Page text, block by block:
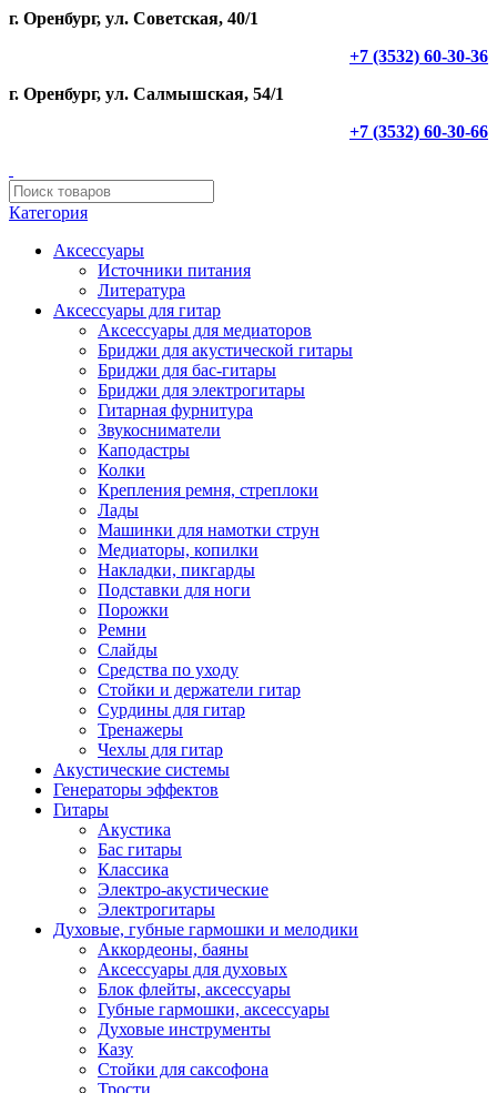
г. Оренбург, ул. Советская, 40/1
+7 (3532) 60-30-36
г. Оренбург, ул. Салмышская, 54/1
+7 (3532) 60-30-66
Категория
Аксессуары
Источники питания
Литература
Аксессуары для гитар
Аксессуары для медиаторов
Бриджи для акустической гитары
Бриджи для бас-гитары
Бриджи для электрогитары
Гитарная фурнитура
Звукосниматели
Каподастры
Колки
Крепления ремня, стреплоки
Лады
Машинки для намотки струн
Медиаторы, копилки
Накладки, пикгарды
Подставки для ноги
Порожки
Ремни
Слайды
Средства по уходу
Стойки и держатели гитар
Сурдины для гитар
Тренажеры
Чехлы для гитар
Акустические системы
Генераторы эффектов
Гитары
Акустика
Бас гитары
Классика
Электро-акустические
Электрогитары
Духовые, губные гармошки и мелодики
Аккордеоны, баяны
Аксессуары для духовых
Блок флейты, аксессуары
Губные гармошки, аксессуары
Духовые инструменты
Казу
Стойки для саксофона
Трости